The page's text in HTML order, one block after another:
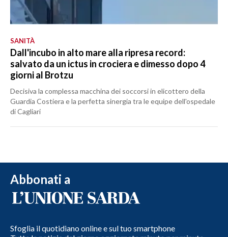
SANITÀ
Dall'incubo in alto mare alla ripresa record:
salvato da un ictus in crociera e dimesso dopo 4
giorni al Brotzu
Decisiva la complessa macchina dei soccorsi in elicottero della
Guardia Costiera e la perfetta sinergia tra le equipe dell'ospedale
di Cagliari
Abbonati a
Sfoglia il quotidiano online e sul tuo smartphone